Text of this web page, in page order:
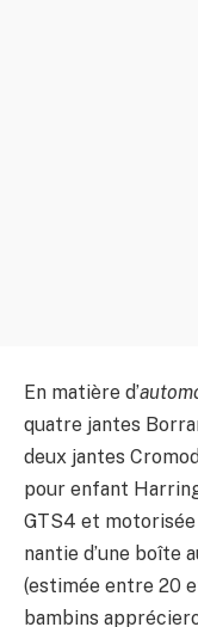
En matière d’
quatre jantes
deux jantes
pour enfant
GTS4 et
nantie d’une boîte
(estimée entre 20
bambins